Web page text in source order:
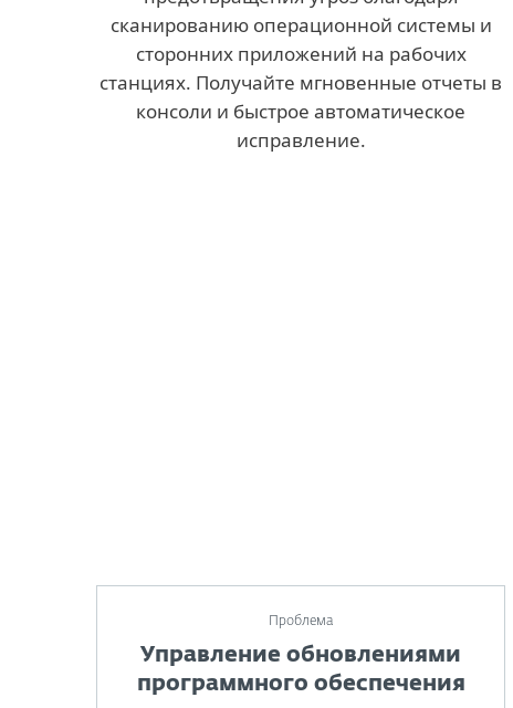
сканированию операционной системы и
сторонних приложений на рабочих
станциях. Получайте мгновенные отчеты в
консоли и быстрое автоматическое
исправление.
Проблема
Управление обновлениями
программного обеспечения